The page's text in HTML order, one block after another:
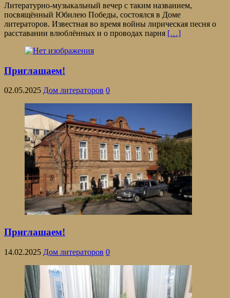
Литературно-музыкальный вечер с таким названием,
посвящённый Юбилею Победы, состоялся в Доме
литераторов. Известная во время войны лирическая песня о
расставании влюблённых и о проводах парня […]
Приглашаем!
02.05.2025 Дом литераторов 0
Приглашаем!
14.02.2025 Дом литераторов 0